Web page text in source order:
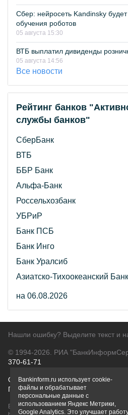
Сбер: нейросеть Kandinsky
обучения роботов
05 августа 15:30
ВТБ выплатил дивиденды
05 августа 14:56
Все новости
Рейтинг банков
службы банков"
СберБанк
ВТБ
ББР Банк
Альфа-Банк
Россельхозбанк
УБРиР
Банк ПСБ
Банк Инго
Банк Уралсиб
Азиатско-Тихоокеанский Банк
на 06.08.2026
Нашли ошибку? Выделите текст и
© 1994-2026. РИА
370-61-71
О проектеПолитика
Правовая информацияДля
Вся информация о продуктах банков,
Bankinform.ru использует cookie-
файлы и обрабатывает
персональные данные с
использованием Яндекс Метрики,
Google Analytics. Это улучшает